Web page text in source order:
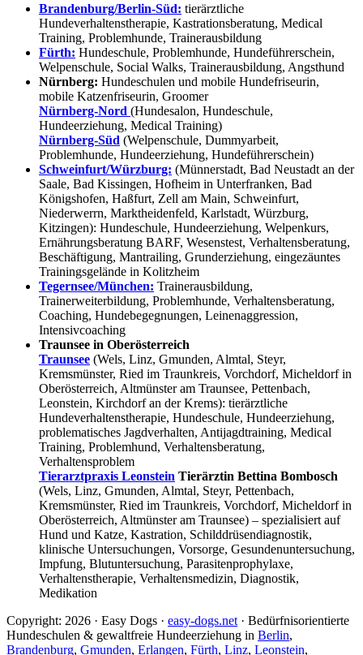
Brandenburg/Berlin-Süd: tierärztliche
Hundeverhaltenstherapie, Kastrationsberatung, Medical
Training, Problemhunde, Trainerausbildung
Fürth: Hundeschule, Problemhunde, Hundeführerschein,
Welpenschule, Social Walks, Trainerausbildung, Angsthund
Nürnberg: Hundeschulen und mobile Hundefriseurin,
mobile Katzenfriseurin, Groomer
Nürnberg-Nord (Hundesalon, Hundeschule,
Hundeerziehung, Medical Training)
Nürnberg-Süd (Welpenschule, Dummyarbeit,
Problemhunde, Hundeerziehung, Hundeführerschein)
Schweinfurt/Würzburg: (Münnerstadt, Bad Neustadt an der
Saale, Bad Kissingen, Hofheim in Unterfranken, Bad
Königshofen, Haßfurt, Zell am Main, Schweinfurt,
Niederwerrn, Marktheidenfeld, Karlstadt, Würzburg,
Kitzingen): Hundeschule, Hundeerziehung, Welpenkurs,
Ernährungsberatung BARF, Wesenstest, Verhaltensberatung,
Beschäftigung, Mantrailing, Grunderziehung, eingezäuntes
Trainingsgelände in Kolitzheim
Tegernsee/München: Trainerausbildung,
Trainerweiterbildung, Problemhunde, Verhaltensberatung,
Coaching, Hundebegegnungen, Leinenaggression,
Intensivcoaching
Traunsee in Oberösterreich
Traunsee (Wels, Linz, Gmunden, Almtal, Steyr,
Kremsmünster, Ried im Traunkreis, Vorchdorf, Micheldorf in
Oberösterreich, Altmünster am Traunsee, Pettenbach,
Leonstein, Kirchdorf an der Krems): tierärztliche
Hundeverhaltenstherapie, Hundeschule, Hundeerziehung,
problematisches Jagdverhalten, Antijagdtraining, Medical
Training, Problemhund, Verhaltensberatung,
Verhaltensproblem
Tierarztpraxis Leonstein Tierärztin Bettina Bombosch
(Wels, Linz, Gmunden, Almtal, Steyr, Pettenbach,
Kremsmünster, Ried im Traunkreis, Vorchdorf, Micheldorf in
Oberösterreich, Altmünster am Traunsee) – spezialisiert auf
Hund und Katze, Kastration, Schilddrüsendiagnostik,
klinische Untersuchungen, Vorsorge, Gesundenuntersuchung,
Impfung, Blutuntersuchung, Parasitenprophylaxe,
Verhaltenstherapie, Verhaltensmedizin, Diagnostik,
Medikation
Copyright: 2026 · Easy Dogs · easy-dogs.net · Bedürfnisorientierte
Hundeschulen & gewaltfreie Hundeerziehung in Berlin,
Brandenburg, Gmunden, Erlangen, Fürth, Linz, Leonstein,